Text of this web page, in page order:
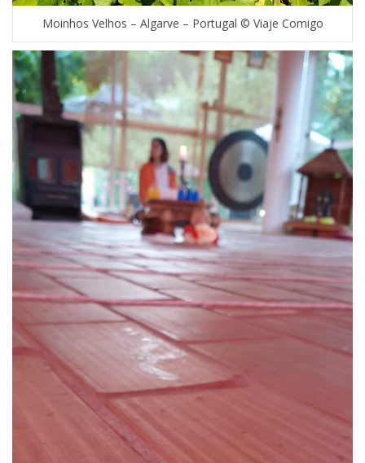
Moinhos Velhos – Algarve – Portugal © Viaje Comigo